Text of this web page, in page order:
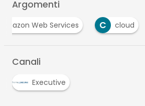
Argomenti
Amazon Web Services C cloud
Canali
Executive